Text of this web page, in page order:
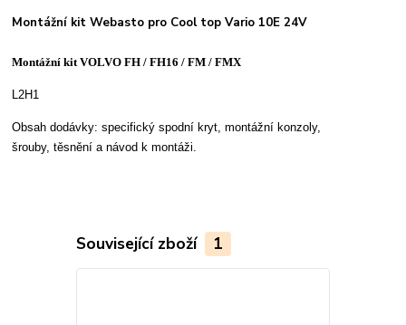
Montážní kit Webasto pro Cool top Vario 10E 24V
Montážní kit VOLVO FH / FH16 / FM / FMX
L2H1
Obsah dodávky: specifický spodní kryt, montážní konzoly,
šrouby, těsnění a návod k montáži.
Související zboží 1